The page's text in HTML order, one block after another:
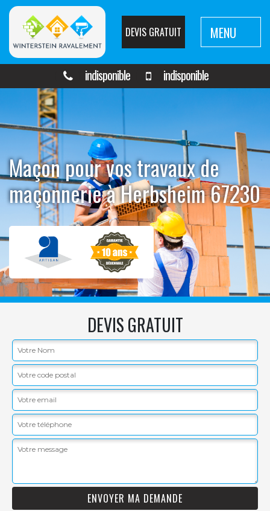
DEVIS GRATUIT MENU
indisponible indisponible
Maçon pour vos travaux de
maçonnerie à Herbsheim 67230
DEVIS GRATUIT